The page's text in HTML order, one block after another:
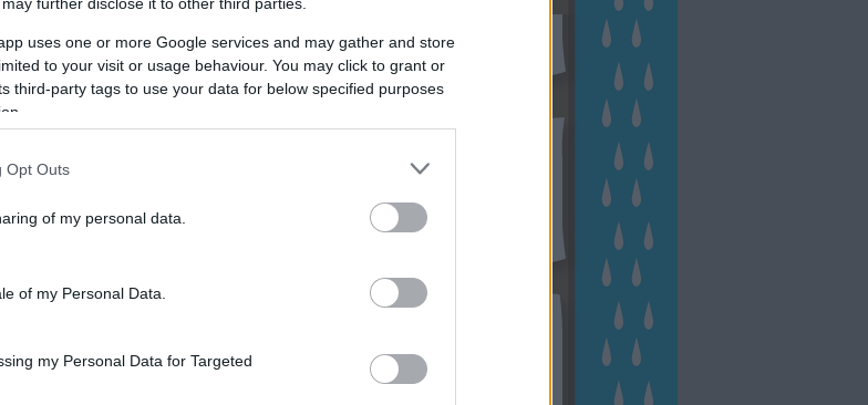
uses one or more Google services and may gather and store
to your visit or usage behaviour. You may click to grant or
third-party tags to use your data for below specified purposes
Opt Outs
of my personal data.
of my Personal Data.
my Personal Data for Targeted
Kertészete
Hírlevél feliratkozás